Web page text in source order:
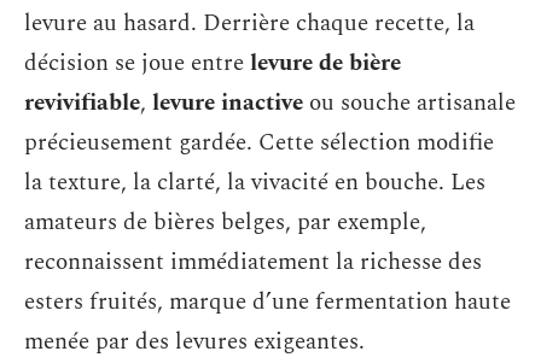
levure au hasard. Derrière chaque recette, la
décision se joue entrelevure de bière
revivifiable, levure inactive ou souche artisanale
précieusement gardée. Cette sélection modifie
la texture, la clarté, la vivacité en bouche. Les
amateurs de bières belges, par exemple,
reconnaissent immédiatement la richesse des
esters fruités, marque d’une fermentation haute
menée par des levures exigeantes.